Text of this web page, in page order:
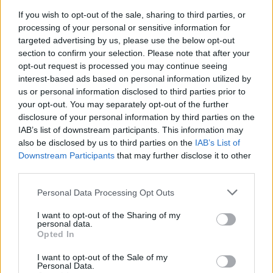
If you wish to opt-out of the sale, sharing to third parties, or
processing of your personal or sensitive information for
targeted advertising by us, please use the below opt-out
section to confirm your selection. Please note that after your
opt-out request is processed you may continue seeing
interest-based ads based on personal information utilized by
us or personal information disclosed to third parties prior to
your opt-out. You may separately opt-out of the further
disclosure of your personal information by third parties on the
IAB’s list of downstream participants. This information may
also be disclosed by us to third parties on the IAB’s List of
Downstream Participants that may further disclose it to other
Personal Data Processing Opt Outs
I want to opt-out of the Sharing of my
personal data.
Opted In
I want to opt-out of the Sale of my
Personal Data.
Kaip šį jos pasirodymą įvertins komisija,
pamatysite jau šį šeštadienio vakarą.
„Išryškėjo dar viena Žygimanto savybė, kad ir
kaip sunku, jis niekada nepasiduoda!“ – po
„ZIP FM“ radijo laidų vedėjo Žygimanto Gečo
įkūnytos grupės „Linkin park“ konstatavo
faktą laidos vedėjas Simonas Storpirštis.
Daugiau nuotraukų (33)
Laidos filmavimo akimirka.
S.Bolnienės nuotr.
Jam pritarė ir aktorė Toma Vaškevičiūtė: